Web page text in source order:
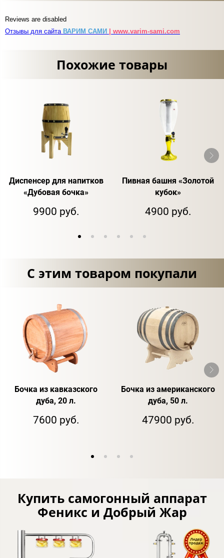
Reviews are disabled
Отзывы для сайта ВАРИМ САМИ | www.varim-sami.com
Похожие товары
Диспенсер для напитков
«Дубовая бочка»
9900 руб.
Пивная башня «Золотой
кубок»
4900 руб.
С этим товаром покупали
Бочка из кавказского
дуба, 20 л.
7600 руб.
Бочка из американского
дуба, 50 л.
47900 руб.
Купить самогонный аппарат
Феникс и Добрый Жар